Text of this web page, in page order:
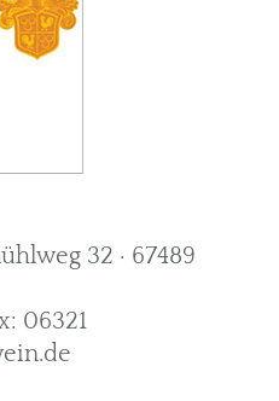
32 · 67489
06321